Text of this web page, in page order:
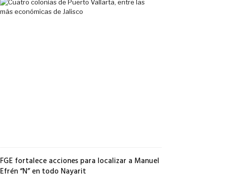
FGE fortalece acciones para localizar a Manuel
Efrén “N” en todo Nayarit